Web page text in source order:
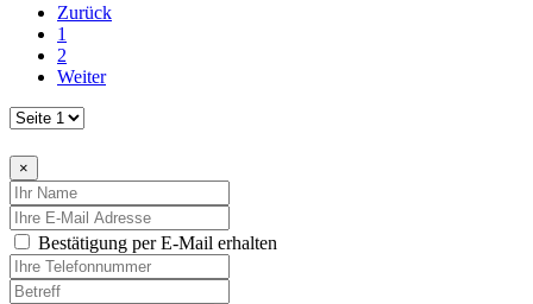
Zurück
1
2
Weiter
×
Bestätigung per E-Mail erhalten